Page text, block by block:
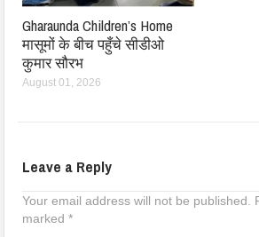
Gharaunda Children’s Home
मासूमों के बीच पहुँचे सीडीओ
कुमार सौरभ
August 01, 2026
Leave a Reply
Your email address will not be published.
marked*